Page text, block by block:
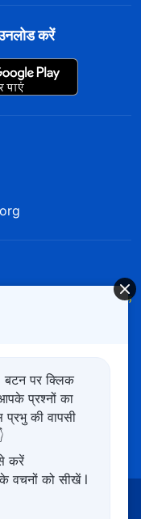
करें
करना चाहते हैं?
और अधिक
पर क्लिक
प्रश्नों का
की वापसी
करें
वचनों को सीखें l